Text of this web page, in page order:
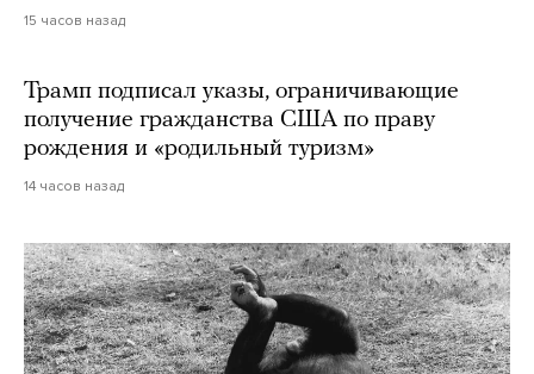
15 часов назад
Трамп подписал указы, ограничивающие
получение гражданства США по праву
рождения и «родильный туризм»
14 часов назад